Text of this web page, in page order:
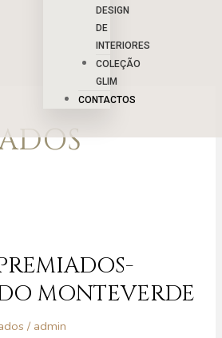
DESIGN
DE
INTERIORES
COLEÇÃO
GLIM
CONTACTOS
MONTEVERDE
/ admin